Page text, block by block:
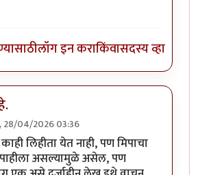
लॉग इन कराकिंवासदस्य व्हा
28/04/2026 03:36
ते निदान लिहीत तरी आहेत…byविजुभाऊ
लिहीता येत नाही, पण मिपाचा
असल्यामुळे असेल, पण